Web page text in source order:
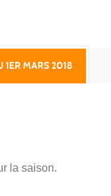
1ER MARS 2018
la saison.